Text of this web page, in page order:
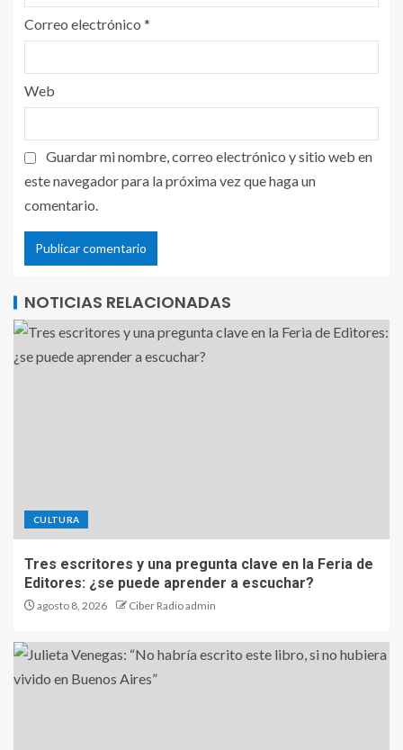
Correo electrónico *
Web
Guardar mi nombre, correo electrónico y sitio web en
este navegador para la próxima vez que haga un
comentario.
NOTICIAS RELACIONADAS
CULTURA
Tres escritores y una pregunta clave en la Feria de
Editores: ¿se puede aprender a escuchar?
agosto 8, 2026 Ciber Radio admin